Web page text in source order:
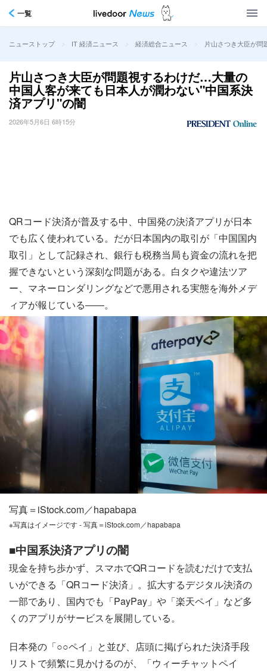
一覧
ニューストップ > IT 経済ニュース > 経済総合ニュース > 片山さつき大臣が
片山さつき大臣が問題視するわけだ…大量の
中国人客が来ても日本人が潤わない"中国系決
済アプリ"の闇
2026年5月6日 6時15分
QRコード決済が普及する中、中国発の決済アプリが日本
でも広く使われている。だが日本国内の取引が「中国国内
取引」として記録され、銀行も税務当局も資金の流れを把
握できないという深刻な問題がある。白タクや違法ツア
ー、マネーロンダリングなどで悪用される実態を海外メデ
ィアが報じている――。
写真＝iStock.com／hapabapa
※写真はイメージです - 写真＝iStock.com／hapabapa
■中国系決済アプリの闇
現金を持ち歩かず、スマホでQRコードを読むだけで支払
いができる「QRコード決済」。拡大するデジタル決済の
一部であり、国内でも「PayPay」や「楽天ペイ」など多
くのアプリがサービスを展開している。
日本発の「○○ペイ」と並び、店頭に掲げられた決済手段
リストで頻繁に見かけるのが、「ウィーチャットペイ